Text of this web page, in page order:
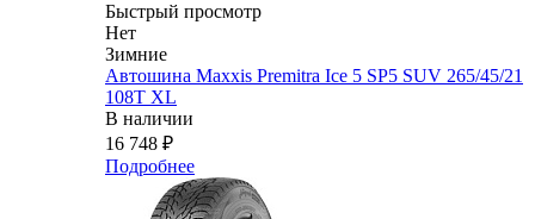
Быстрый просмотр
Нет
Зимние
Автошина Maxxis Premitra Ice 5 SP5 SUV 265/45/21
108T XL
В наличии
16 748 ₽
Подробнее